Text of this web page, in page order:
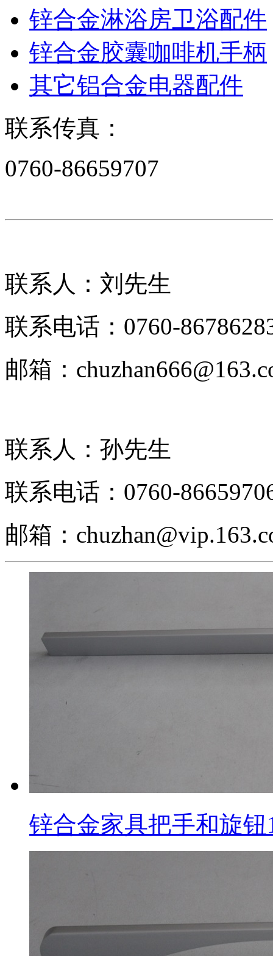
锌合金淋浴房卫浴配件
锌合金胶囊咖啡机手柄
其它铝合金电器配件
联系传真：
0760-86659707
联系人：刘先生
联系电话：0760-
邮箱：
联系人：孙先生
联系电话：0760-
邮箱：
锌合金家具把手和旋钮